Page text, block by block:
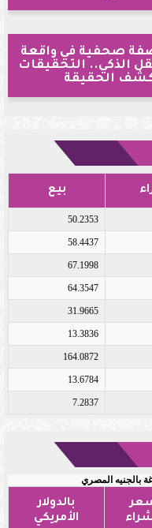
صحفية في واقعة
الذكي.. التحقيقات
الحقيقة
بيع
50.2353
58.4437
67.1998
64.3547
31.9665
13.3836
164.0872
13.6784
7.2837
بالجنيه المصري
بالدولار
الأمريكي